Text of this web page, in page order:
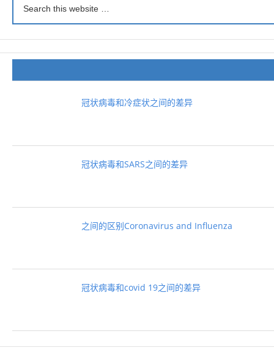
冠状病毒和冷症状之间的差异
冠状病毒和SARS之间的差异
之间的区别Coronavirus and Influenza
冠状病毒和covid 19之间的差异